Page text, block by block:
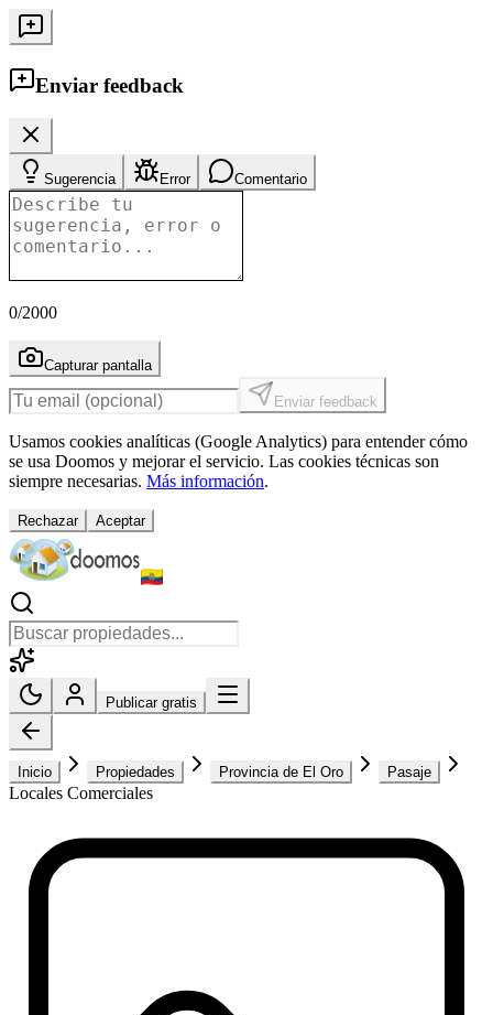
Enviar feedback
Sugerencia Error Comentario
0/2000
Capturar pantalla
Enviar feedback
Usamos cookies analíticas (Google Analytics) para entender cómo
se usa Doomos y mejorar el servicio. Las cookies técnicas son
siempre necesarias. Más información.
Rechazar Aceptar
Publicar gratis
Inicio Propiedades Provincia de El Oro Pasaje
Locales Comerciales